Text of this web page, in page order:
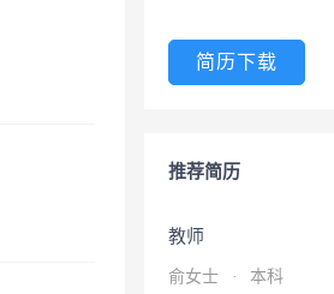
简历下载
推荐简历
教师
俞女士 · 本科